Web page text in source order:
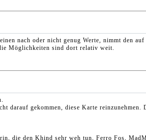
nach oder nicht genug Werte, nimmt den
Möglichkeiten sind dort relativ weit.
gekommen, diese Karte reinzunehmen.
die den Khind sehr weh tun, Ferro Fos,